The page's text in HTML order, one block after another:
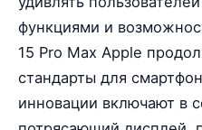
функциями и
15 Pro Max Apple
стандарты для
инновации включают в